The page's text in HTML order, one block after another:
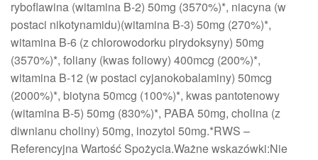
ryboflawina (witamina B-2) 50mg (3570%)*, niacyna (w
postaci nikotynamidu)(witamina B-3) 50mg (270%)*,
witamina B-6 (z chlorowodorku pirydoksyny) 50mg
(3570%)*, foliany (kwas foliowy) 400mcg (200%)*,
witamina B-12 (w postaci cyjanokobalaminy) 50mcg
(2000%)*, biotyna 50mcg (100%)*, kwas pantotenowy
(witamina B-5) 50mg (830%)*, PABA 50mg, cholina (z
diwnianu choliny) 50mg, inozytol 50mg.*RWS –
Referencyjna Wartość Spożycia.Ważne wskazówki:Nie